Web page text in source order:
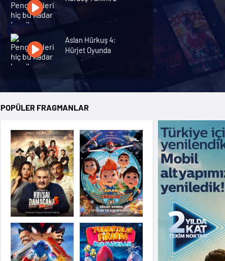
Aslan Hürkuş 4:
Hürjet Oyunda
ŞamPİYONlar
Tur Rehberi
Kirpi Sonic 3
Çakallarla Dans 7
POPÜLER FRAGMANLAR